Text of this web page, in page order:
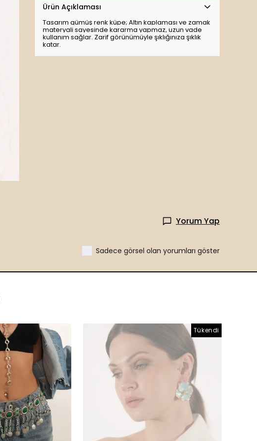
Ürün Açıklaması
Tasarım gümüş renk küpe; Altın kaplaması ve zamak
materyali sayesinde kararma yapmaz, uzun vade
kullanım sağlar. Zarif görünümüyle şıklığınıza şıklık
katar.
Yorum Yap
Sadece görsel olan yorumları göster
Tükendi